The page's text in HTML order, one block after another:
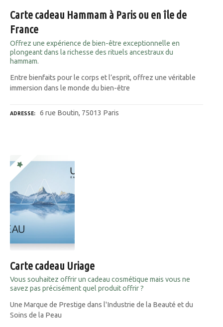
Carte cadeau Hammam à Paris ou en île de
France
Offrez une expérience de bien-être exceptionnelle en
plongeant dans la richesse des rituels ancestraux du
hammam.
Entre bienfaits pour le corps et l’esprit, offrez une véritable
immersion dans le monde du bien-être
ADRESSE 6 rue Boutin, 75013 Paris
Carte cadeau Uriage
Vous souhaitez offrir un cadeau cosmétique mais vous ne
savez pas précisément quel produit offrir ?
Une Marque de Prestige dans l'Industrie de la Beauté et du
Soins de la Peau